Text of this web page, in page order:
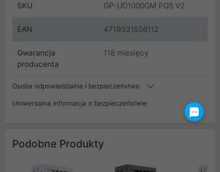
SKU GP-UD1000GM PG5 V2
EAN 4719331556112
Gwarancja
producenta
118 miesięcy
Osoba odpowiedzialna i bezpieczeństwo
Uniwersalna informacja o bezpieczeństwie
Podobne Produkty